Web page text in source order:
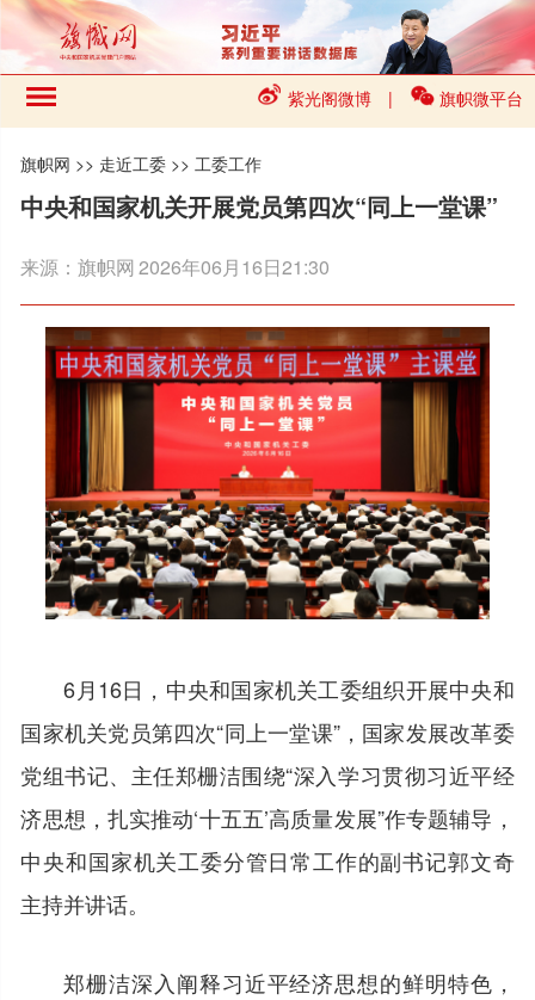
紫光阁微博 | 旗帜微平台
旗帜网 >> 走近工委 >> 工委工作
中央和国家机关开展党员第四次“同上一堂课”
来源：旗帜网2026年06月16日21:30
6月16日，中央和国家机关工委组织开展中央和
国家机关党员第四次“同上一堂课”，国家发展改革委
党组书记、主任郑栅洁围绕“深入学习贯彻习近平经
济思想，扎实推动‘十五五’高质量发展”作专题辅导，
中央和国家机关工委分管日常工作的副书记郭文奇
主持并讲话。
郑栅洁深入阐释习近平经济思想的鲜明特色，